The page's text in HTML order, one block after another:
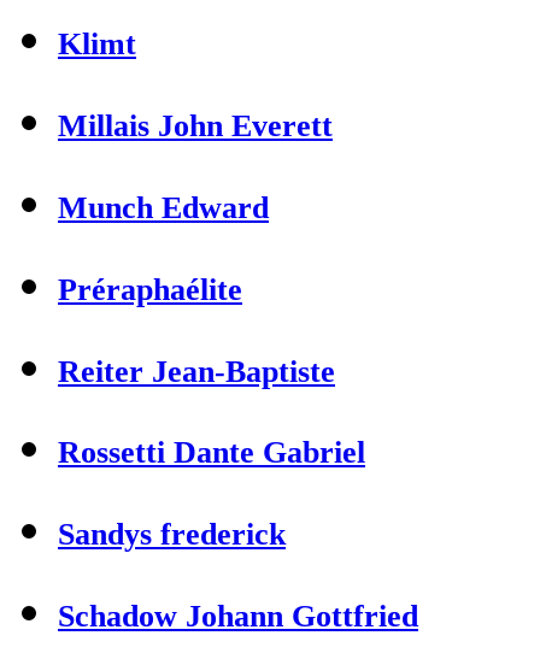
Klimt
Millais John Everett
Munch Edward
Préraphaélite
Reiter Jean-Baptiste
Rossetti Dante Gabriel
Sandys frederick
Schadow Johann Gottfried